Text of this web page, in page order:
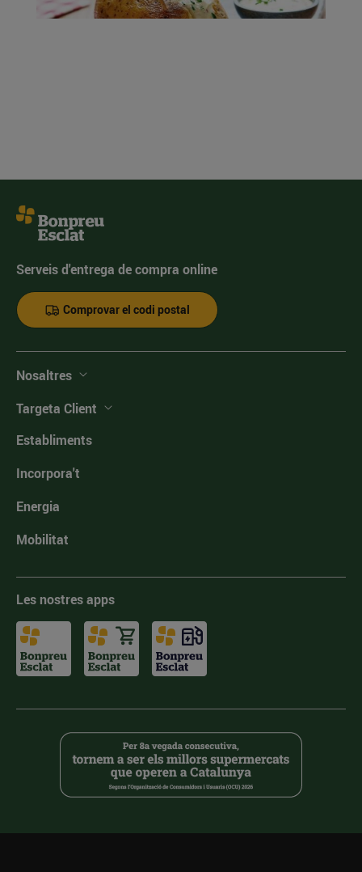
Serveis d'entrega de compra online
Comprovar el codi postal
Nosaltres
Targeta Client
Establiments
Incorpora't
Energia
Mobilitat
Les nostres apps